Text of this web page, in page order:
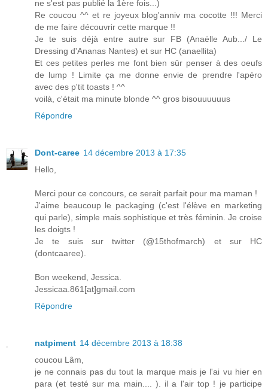
ne s'est pas publié la 1ère fois...)
Re coucou ^^ et re joyeux blog'anniv ma cocotte !!! Merci
de me faire découvrir cette marque !!
Je te suis déjà entre autre sur FB (Anaëlle Aub.../ Le
Dressing d'Ananas Nantes) et sur HC (anaellita)
Et ces petites perles me font bien sûr penser à des oeufs
de lump ! Limite ça me donne envie de prendre l'apéro
avec des p'tit toasts ! ^^
voilà, c'était ma minute blonde ^^ gros bisouuuuuus
Répondre
Dont-caree 14 décembre 2013 à 17:35
Hello,
Merci pour ce concours, ce serait parfait pour ma maman !
J'aime beaucoup le packaging (c'est l'élève en marketing
qui parle), simple mais sophistique et très féminin. Je croise
les doigts !
Je te suis sur twitter (@15thofmarch) et sur HC
(dontcaaree).
Bon weekend, Jessica.
Jessicaa.861[at]gmail.com
Répondre
natpiment 14 décembre 2013 à 18:38
coucou Lâm,
je ne connais pas du tout la marque mais je l'ai vu hier en
para (et testé sur ma main.... ). il a l'air top ! je participe